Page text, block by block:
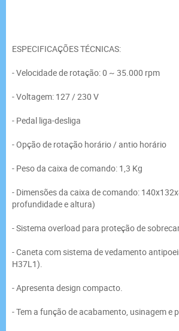
ESPECIFICAÇÕES TÉCNICAS:
- Velocidade de rotação: 0 ~ 35.000 rpm
- Voltagem: 127 / 230 V
- Pedal liga-desliga
- Opção de rotação horário / antio horário
- Peso da caixa de comando: 1,3 Kg
- Dimensões da caixa de comando:
profundidade e altura)
- Sistema overload para proteção de
- Caneta com sistema de vedamento
H37L1).
- Apresenta design compacto.
- Tem a função de acabamento, usinagem e